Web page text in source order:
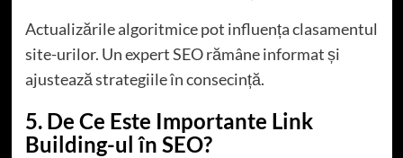
Actualizările algoritmice pot influența clasamentul
site-urilor. Un expert SEO rămâne informat și
ajustează strategiile în consecință.
5. De Ce Este Importante Link
Building-ul în SEO?